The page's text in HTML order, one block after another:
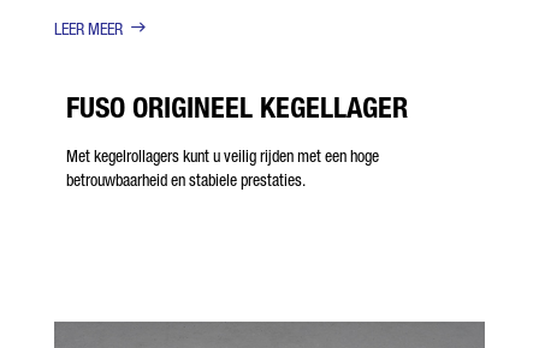
LEER MEER
FUSO ORIGINEEL KEGELLAGER
Met kegelrollagers kunt u veilig rijden met een hoge
betrouwbaarheid en stabiele prestaties.